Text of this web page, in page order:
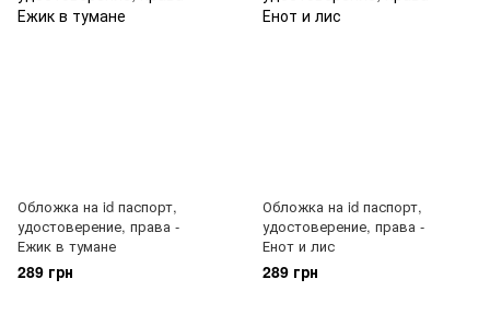
Обложка на id паспорт,
удостоверение, права -
Ежик в тумане
289 грн
Обложка на id паспорт,
удостоверение, права -
Енот и лис
289 грн